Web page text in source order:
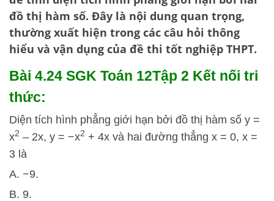
đồ thị hàm số. Đây là nội dung quan trọng,
thường xuất hiện trong các câu hỏi thông
hiểu và vận dụng của đề thi tốt nghiệp THPT.
Bài 4.24 SGK Toán 12Tập 2 Kết nối tri
thức:
Diện tích hình phẳng giới hạn bởi đồ thị hàm số y =
x2 – 2x, y = −x2 + 4x và hai đường thẳng x = 0, x =
3 là
A. −9.
B. 9.